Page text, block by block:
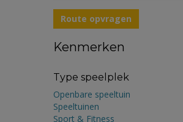
Route opvragen
Kenmerken
Type speelplek
Openbare speeltuin
Speeltuinen
Sport & Fitness